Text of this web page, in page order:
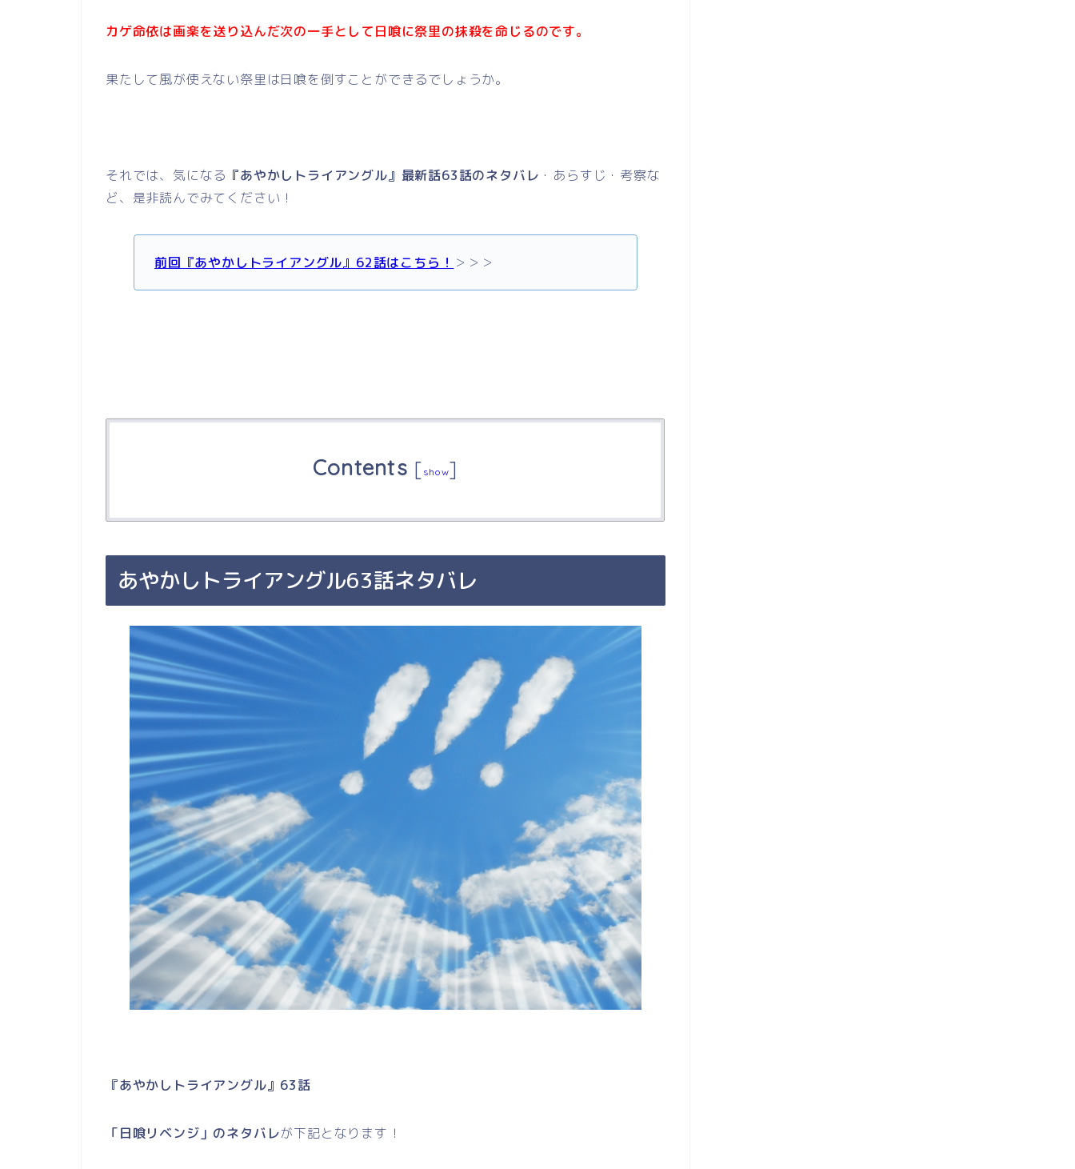
カゲ命依は画楽を送り込んだ次の一手として日喰に祭里の抹殺を命じるのです。
果たして風が使えない祭里は日喰を倒すことができるでしょうか。
それでは、気になる 『あやかしトライアングル』最新話63話のネタバレ ・あらすじ・考察な
ど、是非読んでみてください！
前回『あやかしトライアングル』62話はこちら！ ＞＞＞
Contents [ show]
あやかしトライアングル63話ネタバレ
『あやかしトライアングル』63話
「日喰リベンジ」のネタバレが下記となります！